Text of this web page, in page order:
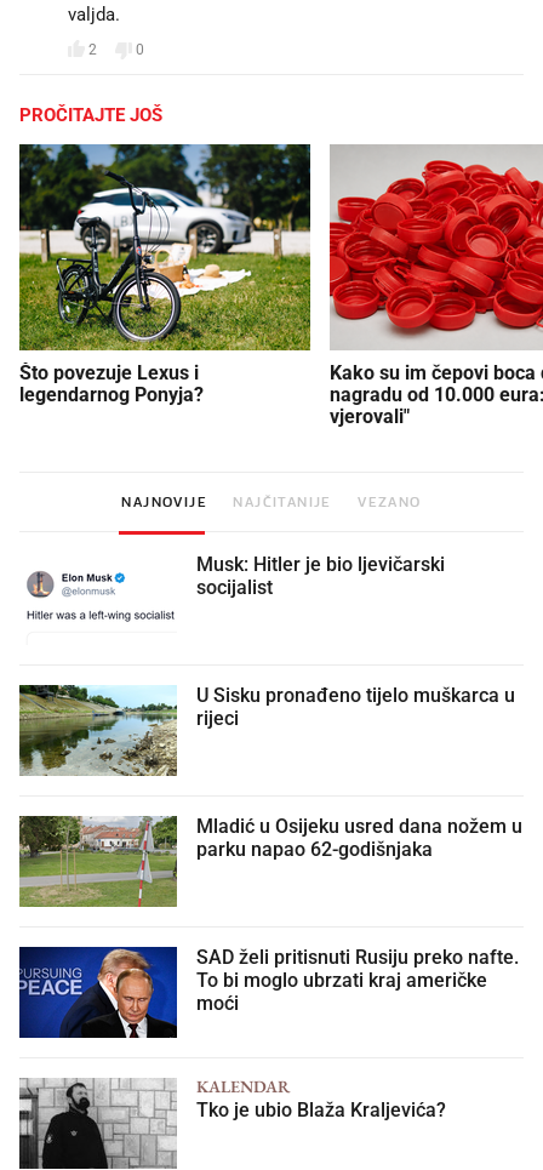
valjda.
2 0
PROČITAJTE JOŠ
Što povezuje Lexus i
legendarnog Ponyja?
Kako su im čepovi boca
nagradu od 10.000
vjerovali"
NAJNOVIJE NAJČITANIJE VEZANO
Musk: Hitler je bio ljevičarski
socijalist
U Sisku pronađeno tijelo muškarca u
rijeci
Mladić u Osijeku usred dana nožem u
parku napao 62-godišnjaka
SAD želi pritisnuti Rusiju preko nafte.
To bi moglo ubrzati kraj američke
moći
KALENDAR
Tko je ubio Blaža Kraljevića?